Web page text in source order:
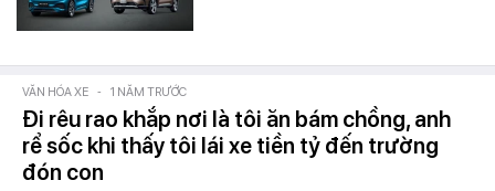
VĂN HÓA XE - 1 NĂM TRƯỚC
Đi rêu rao khắp nơi là tôi ăn bám chồng, anh
rể sốc khi thấy tôi lái xe tiền tỷ đến trường
đón con